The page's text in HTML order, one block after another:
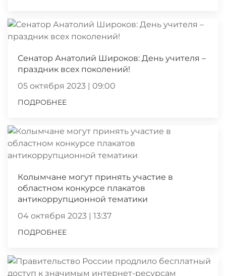
Сенатор Анатолий Широков: День учителя –
праздник всех поколений!
05 октября 2023 | 09:00
ПОДРОБНЕЕ
Колымчане могут принять участие в
областном конкурсе плакатов
антикоррупционной тематики
04 октября 2023 | 13:37
ПОДРОБНЕЕ